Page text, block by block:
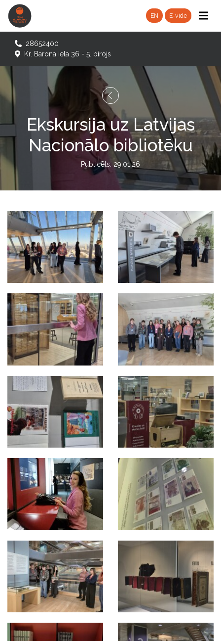
EN E-vide
28652400
Kr. Barona iela 36 - 5. birojs
Ekskursija uz Latvijas
Nacionālo bibliotēku
Publicēts: 29.01.26